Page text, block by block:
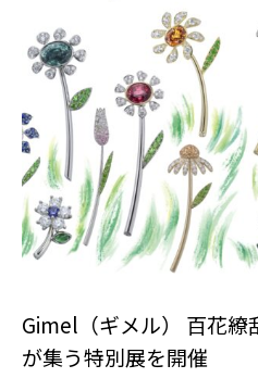
Gimel（ギメル） 百花繚
が集う特別展を開催